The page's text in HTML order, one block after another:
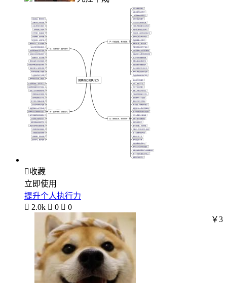
收藏
立即使用
提升个人执行力
 2.0k  0  0
￥3